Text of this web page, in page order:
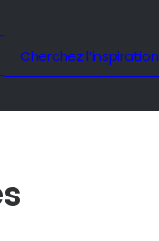
Cherchez l’inspiration